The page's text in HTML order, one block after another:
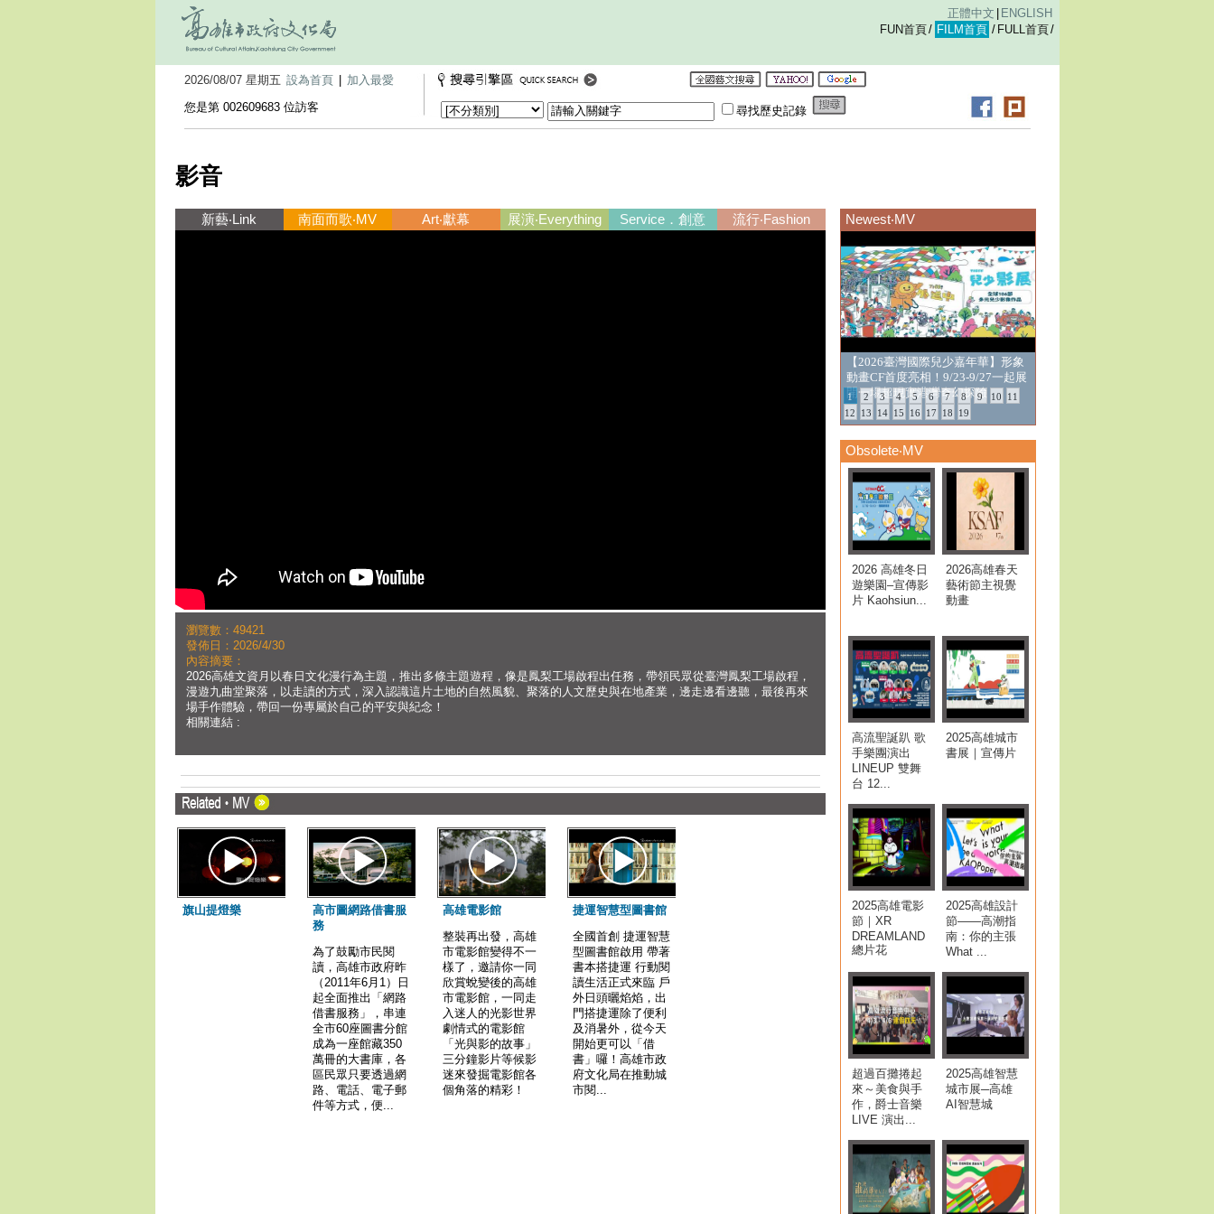
正體中文
ENGLISH
FUN首頁/ FILM首頁 / FULL首頁/
2026/08/07 星期五 設為首頁
加入最愛
您是第 002609683 位訪客
尋找歷史記錄
影音
新藝‧Link 南面而歌‧MV Art‧獻幕 展演‧Everything Service．創意 流行‧Fashion
瀏覽數：49421
發佈日：2026/4/30
內容摘要：
2026高雄文資月以春日文化漫行為主題，推出多條主題遊程，像是鳳梨工場啟程出任務，帶領民眾從臺灣鳳梨工場啟程，
漫遊九曲堂聚落，以走讀的方式，深入認識這片土地的自然風貌、聚落的人文歷史與在地產業，邊走邊看邊聽，最後再來
場手作體驗，帶回一份專屬於自己的平安與紀念！
相關連結 :
旗山提燈樂
高市圖網路借書服
務
為了鼓勵市民閱
讀，高雄市政府昨
（2011年6月1）日
起全面推出「網路
借書服務」，串連
全市60座圖書分館
成為一座館藏350
萬冊的大書庫，各
區民眾只要透過網
路、電話、電子郵
件等方式，便...
高雄電影館
整裝再出發，高雄
市電影館變得不一
樣了，邀請你一同
欣賞蛻變後的高雄
市電影館，一同走
入迷人的光影世界
劇情式的電影館
「光與影的故事」
三分鐘影片等候影
迷來發掘電影館各
個角落的精彩！
捷運智慧型圖書館
全國首創 捷運智慧
型圖書館啟用 帶著
書本搭捷運 行動閱
讀生活正式來臨 戶
外日頭曬焰焰，出
門搭捷運除了便利
及消暑外，從今天
開始更可以「借
書」囉！高雄市政
府文化局在推動城
市閱...
Newest‧MV
走讀高雄穿越時空 漫遊鳳梨工場九
曲堂 ◆高雄進行式2026
1 2 3 4 5 6 7 8 9 10
11
12
13 14 15 16 17 18 19
Obsolete‧MV
2026 高雄冬日
遊樂園–宣傳影
片 Kaohsiun...
2026高雄春天
藝術節主視覺
動畫
高流聖誕趴 歌
手樂團演出
LINEUP 雙舞
台 12...
2025高雄城市
書展｜宣傳片
2025高雄電影
節｜XR
DREAMLAND
總片花
2025高雄設計
節——高潮指
南：你的主張
What ...
超過百攤捲起
來～美食與手
作，爵士音樂
LIVE 演出...
2025高雄智慧
城市展─高雄
AI智慧城